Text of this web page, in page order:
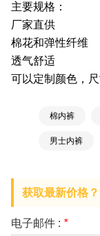
主要规格：
厂家直供
棉花和弹性纤维
透气舒适
可以定制颜色，
棉内裤
男士内裤
获取最新价格
电子邮件 : *